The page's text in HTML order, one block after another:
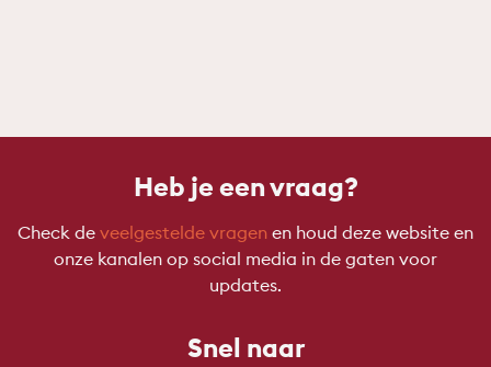
Heb je een vraag?
Check de veelgestelde vragen en houd deze website en
onze kanalen op social media in de gaten voor
updates.
Snel naar